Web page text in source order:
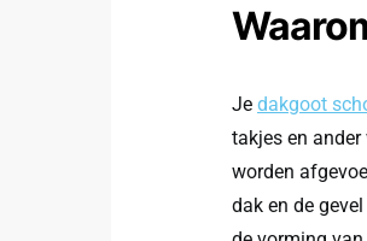
Je dakgoot
takjes en
worden
dak en de